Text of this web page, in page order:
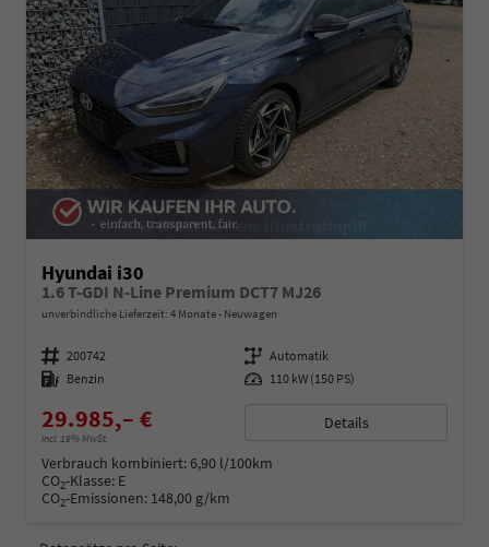
Hyundai i30
1.6 T-GDI N-Line Premium DCT7 MJ26
unverbindliche Lieferzeit: 4 Monate Neuwagen
Fahrzeugnummer 200742 Getriebe Automatik
Kraftstoff Benzin Leistung 110 kW (150 PS)
29.985,– €
incl. 19% MwSt.
Details
Verbrauch kombiniert:6,90 l/100km
CO2-Klasse: E
CO2-Emissionen: 148,00 g/km